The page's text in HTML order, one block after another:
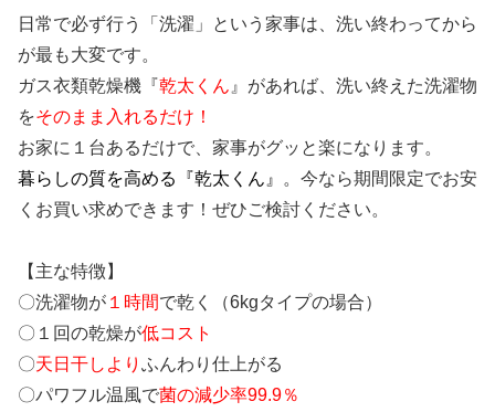
日常で必ず行う「洗濯」という家事は、洗い終わってから
が最も大変です。
ガス衣類乾燥機『乾太くん 』があれば、洗い終えた洗濯物
をそのまま入れるだけ！
お家に１台あるだけで、家事がグッと楽になります。
暮らしの質を高める『乾太くん』
。今なら期間限定でお安
くお買い求めできます！ぜひご検討ください。
【主な特徴】
〇洗濯物が １時間で乾く（6kgタイプの場合）
〇１回の乾燥が低コスト
〇天日干しより ふんわり仕上がる
〇パワフル温風で菌の減少率99.9％